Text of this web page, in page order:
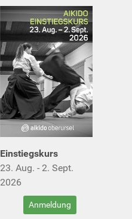
Einstiegskurs
23. Aug. - 2. Sept.
2026
Anmeldung